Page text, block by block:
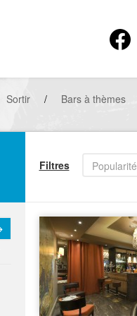
Sortir / Bars à thèmes
Filtres Popularité